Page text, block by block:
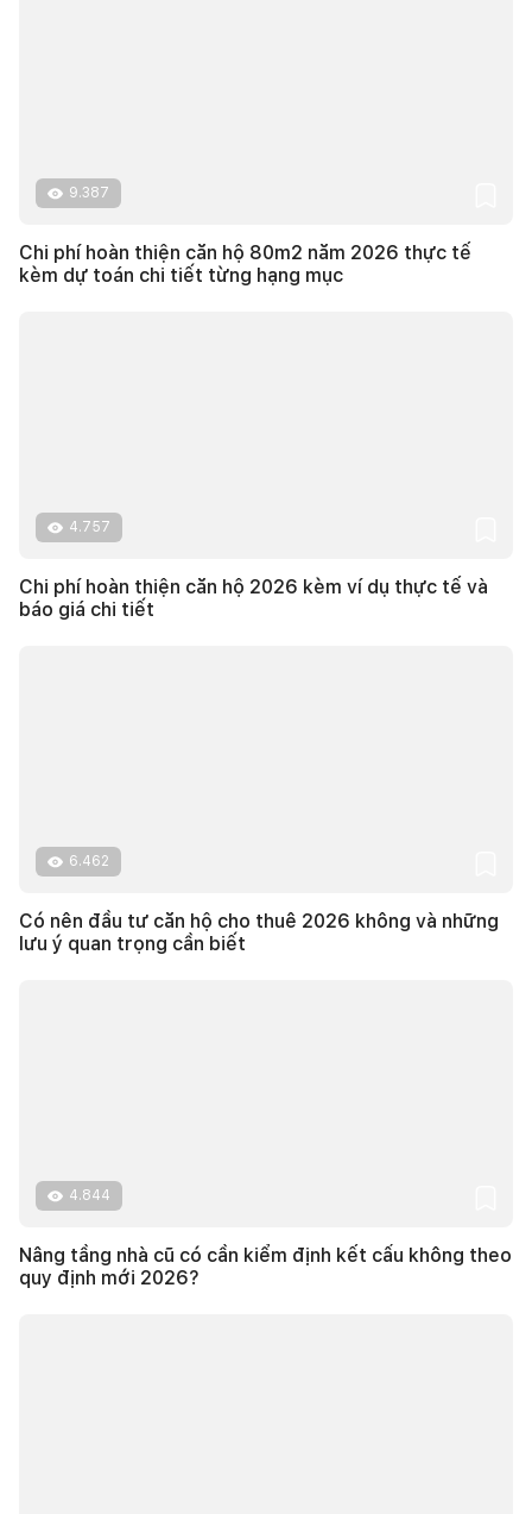
9.387
Chi phí hoàn thiện căn hộ 80m2 năm 2026 thực tế
kèm dự toán chi tiết từng hạng mục
4.757
Chi phí hoàn thiện căn hộ 2026 kèm ví dụ thực tế và
báo giá chi tiết
6.462
Có nên đầu tư căn hộ cho thuê 2026 không và những
lưu ý quan trọng cần biết
4.844
Nâng tầng nhà cũ có cần kiểm định kết cấu không theo
quy định mới 2026?